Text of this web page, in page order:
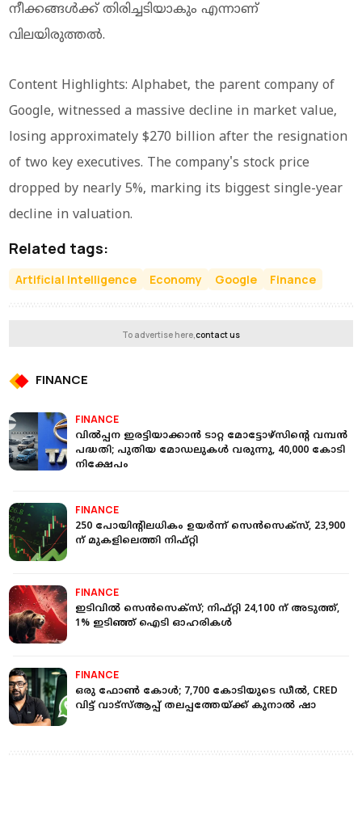
നീക്കങ്ങൾക്ക് തിരിച്ചടിയാകും എന്നാണ്
വിലയിരുത്തൽ.
Content Highlights: Alphabet, the parent company of
Google, witnessed a massive decline in market value,
losing approximately $270 billion after the resignation
of two key executives. The company's stock price
dropped by nearly 5%, marking its biggest single-year
decline in valuation.
Related tags:
Artificial Intelligence Economy Google Finance
To advertise here,contact us
FINANCE
FINANCE
വില്‍പ്പന ഇരട്ടിയാക്കാന്‍ ടാറ്റ മോട്ടോഴ്സിന്റെ വമ്പന്‍
പദ്ധതി; പുതിയ മോഡലുകള്‍ വരുന്നു, 40,000 കോടി
നിക്ഷേപം
FINANCE
250 പോയിന്റിലധികം ഉയര്‍ന്ന് സെന്‍സെക്‌സ്, 23,900
ന് മുകളിലെത്തി നിഫ്റ്റി
FINANCE
ഇടിവില്‍ സെന്‍സെക്‌സ്; നിഫ്റ്റി 24,100 ന് അടുത്ത്,
1% ഇടിഞ്ഞ് ഐടി ഓഹരികള്‍
FINANCE
ഒരു ഫോൺ കോൾ; 7,700 കോടിയുടെ ഡീൽ, CRED
വിട്ട് വാട്‌സ്ആപ്പ് തലപ്പത്തേയ്ക്ക് കുനാൽ ഷാ